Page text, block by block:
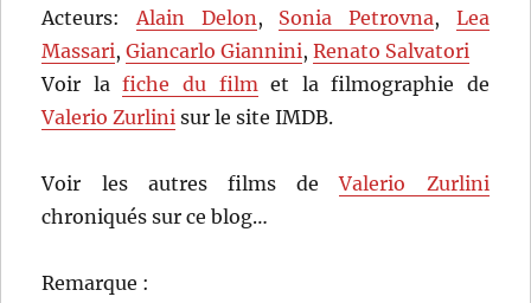
Acteurs:Alain Delon, Sonia Petrovna, Lea
Massari,Giancarlo Giannini,Renato Salvatori
Voir lafiche du filmet la filmographie de
Valerio Zurlini sur le site IMDB.
Voir les autres films deValerio Zurlini
chroniqués sur ce blog…
Remarque :